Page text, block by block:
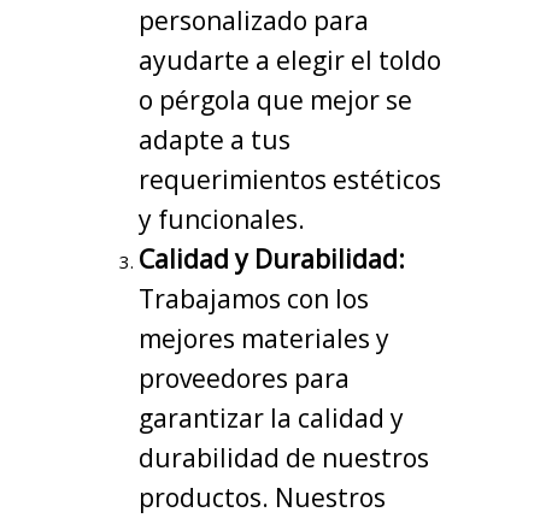
personalizado para
ayudarte a elegir el toldo
o pérgola que mejor se
adapte a tus
requerimientos estéticos
y funcionales.
Calidad y Durabilidad:
Trabajamos con los
mejores materiales y
proveedores para
garantizar la calidad y
durabilidad de nuestros
productos. Nuestros